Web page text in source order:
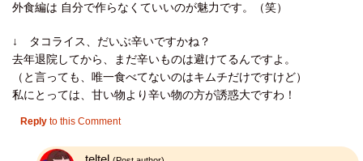
外食編は 自分で作らなくていいのが魅力です。（笑）
↓ タコライス、だいぶ辛いですかね？
去年退院してから、まだ辛いものは避けてるんですよ。
（と言っても、唯一食べてないのはキムチだけですけど）
私にとっては、甘い物より辛い物の方が誘惑大ですわ！
Reply to this Comment